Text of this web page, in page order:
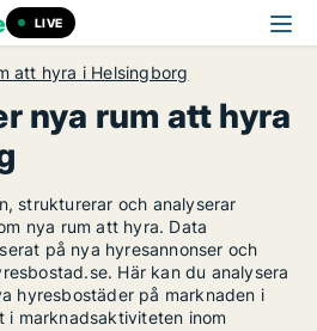
LIVE
att hyra i Helsingborg
nya rum att hyra
strukturerar och analyserar
nya rum att hyra. Data
på nya hyresannonser och
Här kan du analysera
hyresbostäder på marknaden i
i marknadsaktiviteten inom